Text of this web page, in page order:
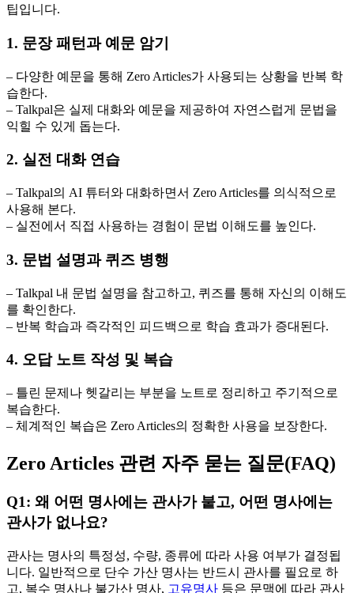
팁입니다.
1. 문장 패턴과 예문 암기
– 다양한 예문을 통해 Zero Articles가 사용되는 상황을 반복 학
습한다.
– Talkpal은 실제 대화와 예문을 제공하여 자연스럽게 문법을
익힐 수 있게 돕는다.
2. 실전 대화 연습
– Talkpal의 AI 튜터와 대화하면서 Zero Articles를 의식적으로
사용해 본다.
– 실전에서 직접 사용하는 경험이 문법 이해도를 높인다.
3. 문법 설명과 퀴즈 병행
– Talkpal 내 문법 설명을 참고하고, 퀴즈를 통해 자신의 이해도
를 확인한다.
– 반복 학습과 즉각적인 피드백으로 학습 효과가 증대된다.
4. 오답 노트 작성 및 복습
– 틀린 문제나 헷갈리는 부분을 노트로 정리하고 주기적으로
복습한다.
– 체계적인 복습은 Zero Articles의 정확한 사용을 보장한다.
Zero Articles 관련 자주 묻는 질문(FAQ)
Q1: 왜 어떤 명사에는 관사가 붙고, 어떤 명사에는
관사가 없나요?
관사는 명사의 특정성, 수량, 종류에 따라 사용 여부가 결정됩
니다. 일반적으로 단수 가산 명사는 반드시 관사를 필요로 하
고, 복수 명사나 불가산 명사, 고유명사 등은 문맥에 따라 관사